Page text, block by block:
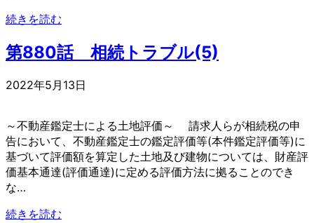
続きを読む
第880話 相続トラブル(5)
2022年5月13日
～不動産鑑定士による土地評価～ 請求人らが相続税の申
告において、不動産鑑定士の鑑定評価等(本件鑑定評価等)に
基づいて評価額を算定した土地及び建物については、財産評
価基本通達(評価通達)に定める評価方法に拠ることのでき
な…
続きを読む